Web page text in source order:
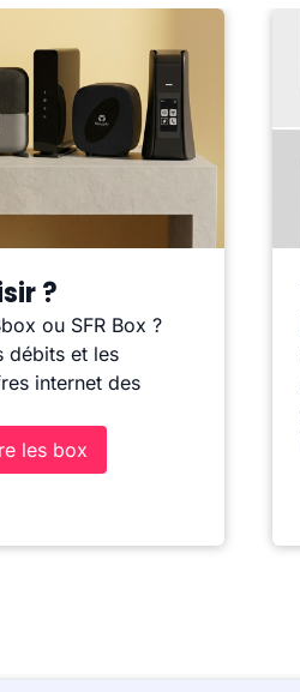
?
ou SFR Box ?
débits et les
internet des
les box